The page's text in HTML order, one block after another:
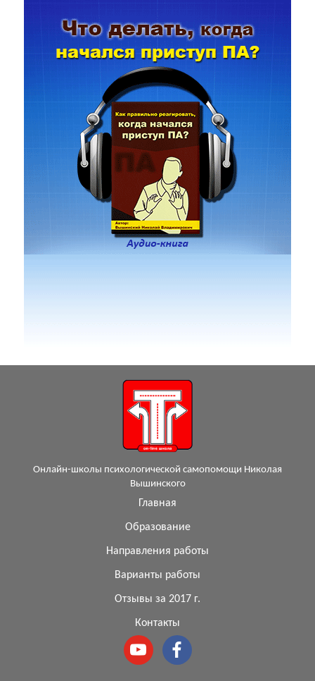
Онлайн-школы психологической самопомощи Николая
Вышинского
Главная
Образование
Направления работы
Варианты работы
Отзывы за 2017 г.
Контакты